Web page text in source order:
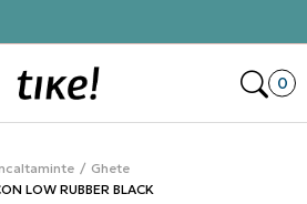
0
Ghete
LOW RUBBER BLACK